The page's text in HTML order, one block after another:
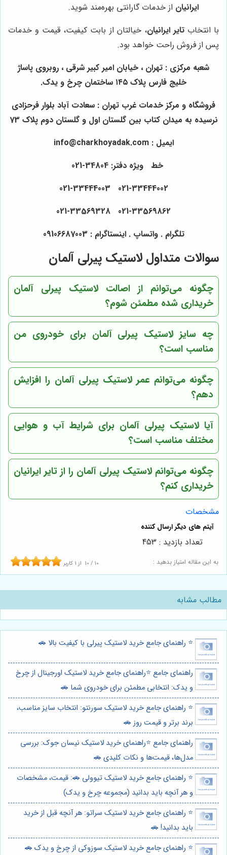
ایرانیان از خدمات گارانتی بهره‌مند شوید.
با انتخابتایر ایرانیان، خیالتان از بابت کیفیت، قیمت و خدمات
پس از فروش راحت خواهد بود.
شعبه مرکزی : تهران ، خیابان امیر کبیر شرقی ، روبروی پاساژ
خلیج فارس پلاک ۱۴۵ ساختمان چرخ و یدک.
فروشگاه و مرکز خدمات غرب تهران : سعادت آباد بلوار فرحزادی
نرسیده به میدان کتاب بین گلستان اول و گلستان دوم پلاک 73
ایمیل : info@charkhoyadak.com
خط ویژه دفتر: 34804-021
021-33569862 021-33569328
تلگرام . واتساپ . اینستاگرام : 09106687003
سوالات متداول لاستیک پیرلی آلمان
چگونه می‌توانم از اصالت لاستیک پیرلی آلمان
خریداری شده مطمئن شوم؟
چه سایز لاستیک پیرلی آلمان برای خودروی من
مناسب است؟
چگونه می‌توانم عمر لاستیک پیرلی آلمان را افزایش
دهم؟
آیا لاستیک پیرلی آلمان برای شرایط آب و هوایی
مختلف مناسب است؟
چگونه می‌توانم لاستیک پیرلی آلمان را ازتایر ایرانیان
خریداری کنم؟
مشخصات
به این مقاله امتیاز بدهید : 10 / 10 از 1 کاربر
تعداد بازدید : 453
مطالب مشابه
⭐️ راهنمای جامع خرید لاستیک پیرلی با کیفیت بالا 🚗
راهنمای جامع ⭐️راهنمای جامع خرید لاستیک اورجینال از چرخ
و یدک: انتخابی مطمئن برای خودروی شما 🚗
⭐️ راهنمای جامع خرید لاستیک سورنتو: انتخاب سایز مناسب،
برند برتر و قیمت روز 🚗
راهنمای جامع ⭐️راهنمای خرید لاستیک نیسان جوک: بررسی
مدل‌ها، قیمت‌ها و نکات کلیدی 🚗
⭐️ راهنمای جامع خرید لاستیک تیوولی 🚗: قیمت، مشخصات
و هر آنچه باید بدانید (مجموعه چرخ و یدک)
⭐️ راهنمای جامع خرید لاستیک سراتو: هر آنچه قبل از خرید
باید بدانید! 🚗
⭐️ راهنمای جامع خرید لاستیک سوزوکی از چرخ و یدک 🚗